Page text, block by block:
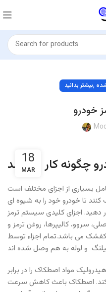
بیشتر بدانید,
خودرو
18
MAR
چگونه کار می کند
بسیاری از اجزای مختلف است
تا خودرو خود را به شیوه ای
دهید. اجزای کلیدی سیستم ترمز
سروو، کالیپرها، روغن ترمز و
می باشد.تمام اجزاء توسط
مواد اصطکاک را در برابر
اصطکاک باعث کاهش سرعت